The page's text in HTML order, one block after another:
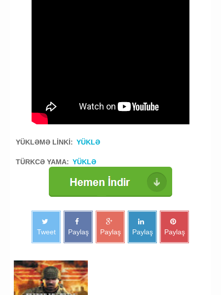
YÜKLƏMƏ LİNKİ: YÜKLƏ
TÜRKCƏ YAMA: YÜKLƏ
Tweet Paylaş Paylaş Paylaş Paylaş